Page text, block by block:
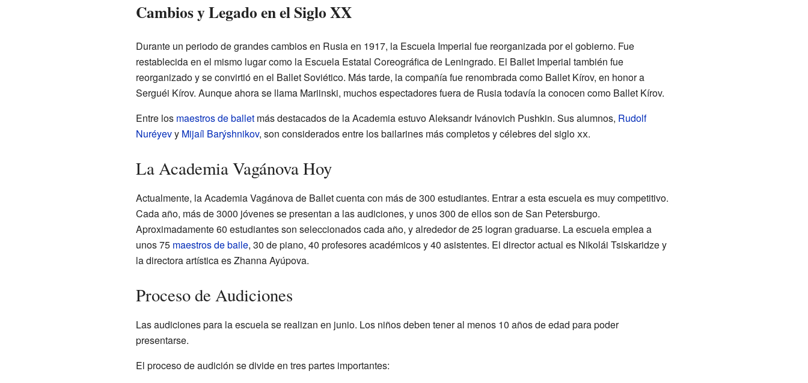
Cambios y Legado en el Siglo XX
Durante un periodo de grandes cambios en Rusia en 1917, la Escuela Imperial fue reorganizada por el gobierno. Fue
restablecida en el mismo lugar como la Escuela Estatal Coreográfica de Leningrado. El Ballet Imperial también fue
reorganizado y se convirtió en el Ballet Soviético. Más tarde, la compañía fue renombrada como Ballet Kírov, en honor a
Serguéi Kírov. Aunque ahora se llama Mariinski, muchos espectadores fuera de Rusia todavía la conocen como Ballet Kírov.
Entre los maestros de balletmás destacados de la Academia estuvo Aleksandr Ivánovich Pushkin. Sus alumnos, Rudolf
Nuréyevy Mijaíl Barýshnikov, son considerados entre los bailarines más completos y célebres del sigloxx.
La Academia Vagánova Hoy
Actualmente, la Academia Vagánova de Ballet cuenta con más de 300 estudiantes. Entrar a esta escuela es muy competitivo.
Cada año, más de 3000 jóvenes se presentan a las audiciones, y unos 300 de ellos son de San Petersburgo.
Aproximadamente 60 estudiantes son seleccionados cada año, y alrededor de 25 logran graduarse. La escuela emplea a
unos 75 maestros de baile, 30 de piano, 40 profesores académicos y 40 asistentes. El director actual es Nikolái Tsiskaridze y
la directora artística es Zhanna Ayúpova.
Proceso de Audiciones
Las audiciones para la escuela se realizan en junio. Los niños deben tener al menos 10 años de edad para poder
presentarse.
El proceso de audición se divide en tres partes importantes: